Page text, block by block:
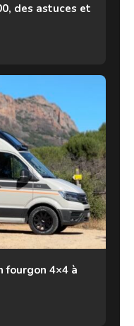
des astuces et
fourgon 4×4 à